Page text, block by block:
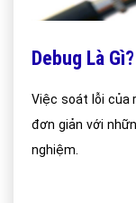
Debug Là
Việc soát lỗi của
đơn giản với
nghiệm.